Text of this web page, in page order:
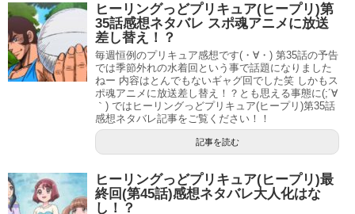
でもうさぎって肉球あるのかな？
はてさて第1話を見た私の感想ですが、今のところ悪くない
かなーと今後どのように物語が進むのか普通に気になりま
いずれは過去の話になってのどかちゃんの入院していた時
の話なども出てくるのかなっと。そこからどのようにつな
関連記事
ヒーリングっどプリキュア(ヒープリ)第
35話感想ネタバレ スポ魂アニメに放送
差し替え！？
毎週恒例のプリキュア感想です(・∀・) 第35話の予告
では季節外れの水着回という事で話題になりました
ねー 内容はとんでもないギャグ回でした笑 しかもス
ポ魂アニメに放送差し替え！？とも思える事態に(;´∀
｀) ではヒーリングっどプリキュア(ヒープリ)第35話
感想ネタバレ記事をご覧ください！！
記事を読む
ヒーリングっどプリキュア(ヒープリ)最
終回(第45話)感想ネタバレ大人化はな
し！？